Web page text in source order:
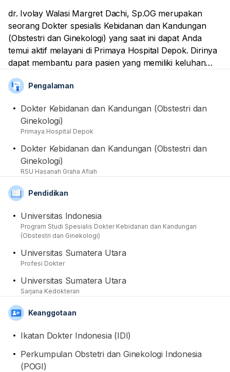
dr. Ivolay Walasi Margret Dachi, Sp.OG merupakan
seorang Dokter spesialis Kebidanan dan Kandungan
(Obstestri dan Ginekologi) yang saat ini dapat Anda
temui aktif melayani di Primaya Hospital Depok. Dirinya
dapat membantu para pasien yang memiliki keluhan
kesehatan seputar bidang tersebut, termasuk dengan
memberikan tindakan pemeriksaan dan pengobatan
alumnus pendidikan medis spesialis dari Universitas
Indonesia setelah sebelumnya menyelesaikan
pendidikan profesi dokter dan sarjana kedokteran di
Universitas Sumatera Utara. Beliau juga ketika
berkonsultasi turut memberikan anjuran dan saran
edukatif kepada para pasien yang membutuhkan. Dari
segi pengalaman, dr. Ivolay Walasi Margret Dachi,
Sp.OG juga pernah berpraktik di RSU Hasanah Graha
Afiah. Terakhir namanya juga terdaftar dan tercatat
sebagai anggota aktif dari organisasi Ikatan Dokter
Indonesia (IDI) dan Perkumpulan Obstetri dan
Ginekologi Indonesia (POGI).
Pengalaman
Dokter Kebidanan dan Kandungan (Obstestri dan
Ginekologi)
Primaya Hospital Depok
Dokter Kebidanan dan Kandungan (Obstestri dan
Ginekologi)
RSU Hasanah Graha Afiah
Pendidikan
Universitas Indonesia
Program Studi Spesialis Dokter Kebidanan dan Kandungan
(Obstestri dan Ginekologi)
Universitas Sumatera Utara
Profesi Dokter
Universitas Sumatera Utara
Sarjana Kedokteran
Keanggotaan
Ikatan Dokter Indonesia (IDI)
Perkumpulan Obstetri dan Ginekologi Indonesia
(POGI)